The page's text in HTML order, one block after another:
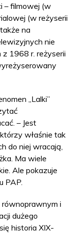
– filmowej (w
(w reżyserii
na
nie
z 1968 r. reżyserii
„Lalki”
– Jest
właśnie tak
do niej wracają,
Ma wiele
Ale pokazuje
PAP.
i
dużego
historia XIX-